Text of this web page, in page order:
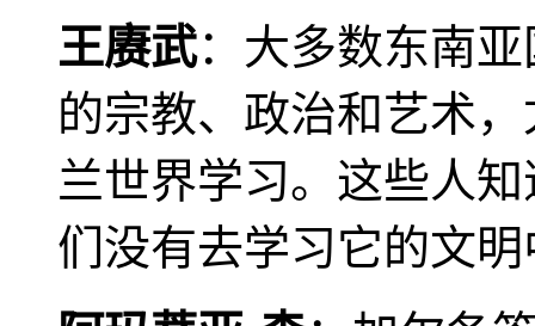
王赓武：大多数东南
的宗教、政治和艺术
兰世界学习。这些人
们没有去学习它的文